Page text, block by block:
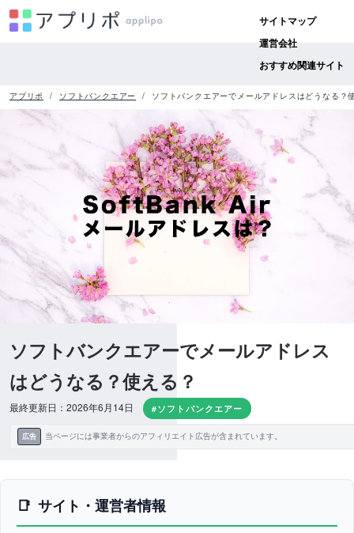
サイトマップ
運営会社
おすすめ関連サイト
アプリポ ソフトバンクエアー ソフトバンクエアーでメールアドレスはどうなる？
ソフトバンクエアーでメールアドレス
はどうなる？使える？
最終更新日：2026年6月14日 #ソフトバンクエアー
広告 当ページには事業者からのアフィリエイト広告が含まれています。
サイト・運営者情報